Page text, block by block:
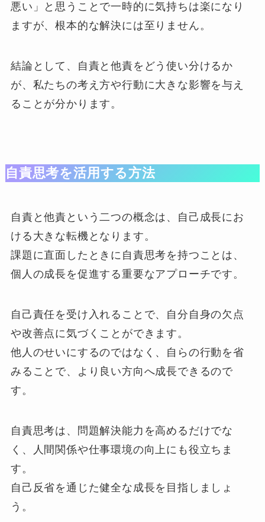
悪い」と思うことで一時的に気持ちは楽になり
ますが、根本的な解決には至りません。
結論として、自責と他責をどう使い分けるか
が、私たちの考え方や行動に大きな影響を与え
ることが分かります。
自責思考を活用する方法
自責と他責という二つの概念は、自己成長にお
ける大きな転機となります。
課題に直面したときに自責思考を持つことは、
個人の成長を促進する重要なアプローチです。
自己責任を受け入れることで、自分自身の欠点
や改善点に気づくことができます。
他人のせいにするのではなく、自らの行動を省
みることで、より良い方向へ成長できるので
す。
自責思考は、問題解決能力を高めるだけでな
く、人間関係や仕事環境の向上にも役立ちま
す。
自己反省を通じた健全な成長を目指しましょ
う。